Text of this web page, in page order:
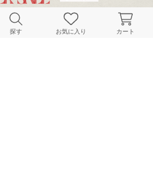
SERVICE
探す お気に入り カート